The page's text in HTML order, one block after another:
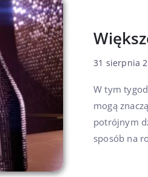
31 sierpnia
W tym
mogą
potrójnym
sposób na